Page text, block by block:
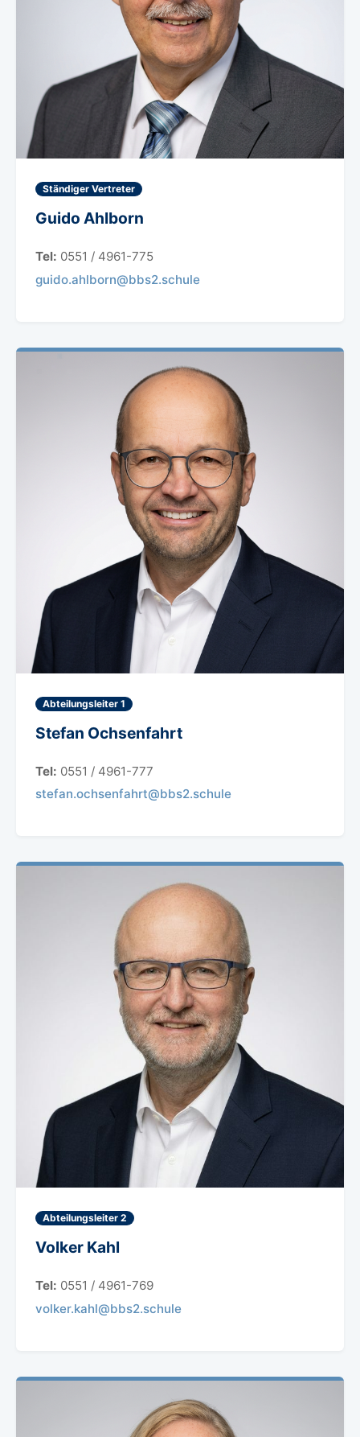
Ständiger Vertreter
Guido Ahlborn
Tel: 0551 / 4961-775
guido.ahlborn@bbs2.schule
Abteilungsleiter 1
Stefan Ochsenfahrt
Tel: 0551 / 4961-777
stefan.ochsenfahrt@bbs2.schule
Abteilungsleiter 2
Volker Kahl
Tel: 0551 / 4961-769
volker.kahl@bbs2.schule